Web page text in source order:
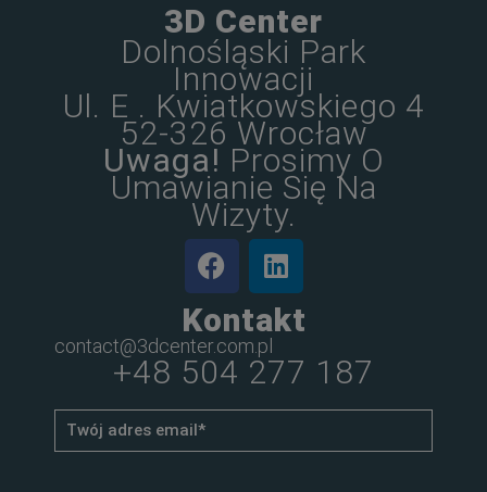
3D Center
Dolnośląski Park
Innowacji
Ul. E . Kwiatkowskiego 4
52-326 Wrocław
Uwaga! Prosimy O
Umawianie Się Na
Wizyty.
Kontakt
contact@3dcenter.com.pl
+48 504 277 187